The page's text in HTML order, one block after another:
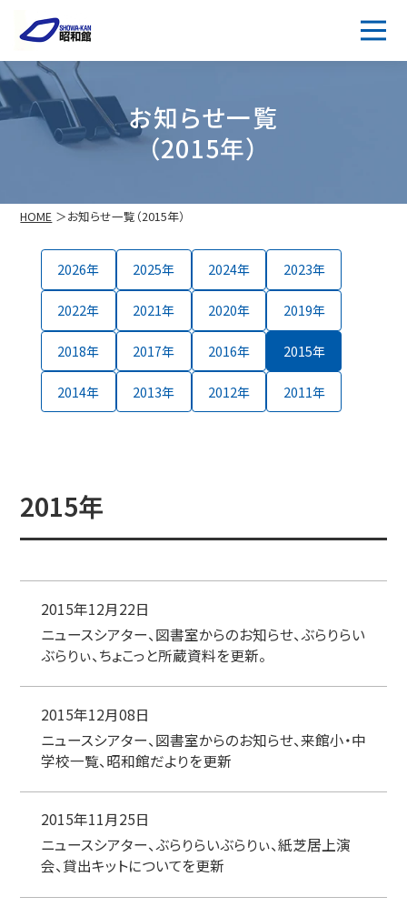
お知らせ一覧
（2015年）
HOME お知らせ一覧（2015年）
2026 2025 2024 2023
2022 2021 2020 2019
2018 2017 2016 2015
2014 2013 2012 2011
2015年
2015年12月22日
ニュースシアター、図書室からのお知らせ、ぶらりらい
ぶらりぃ、ちょこっと所蔵資料を更新。
2015年12月08日
ニュースシアター、図書室からのお知らせ、来館小・中
学校一覧、昭和館だよりを更新
2015年11月25日
ニュースシアター、ぶらりらいぶらりぃ、紙芝居上演
会、貸出キットについてを更新